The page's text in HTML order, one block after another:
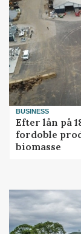
BUSINESS
Efter lån på
fordoble
biomasse